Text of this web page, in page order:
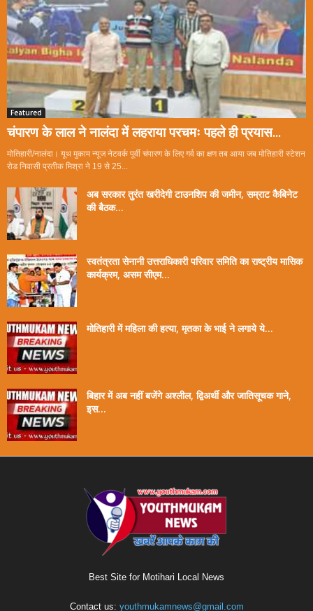
Featured
चंपारण के लाल ने नालंदा में लहराया परचमः पहले ही प्रयास...
मोतिहारी/नालंदा। यूथ मुकाम न्यूज नेटवर्क पूर्वी चंपारण के लिए गर्व का क्षण तब आया जब मोतिहारी स्टेशन
रोड निवासी प्रतीक मिश्रा ने 19 से 25...
अब सरकार तुरंत खरीदेगी टाउनशिप की जमीन, सम्राट कैबिनेट
की बैठक...
स्वतंत्रता सेनानी उत्तराधिकारी परिवार समिति का राष्ट्रीय मासिक
कार्यक्रम, असम सीएम...
मोतिहारी में महिला की हत्या, मृतका के भाई ने लगाये ये...
बिहार में अब नहीं बजेंगे अश्लील, द्विअर्थी और जातिसूचक गाने,
इस...
Best Site for Motihari Local News
Contact us: youthmukamnews@gmail.com